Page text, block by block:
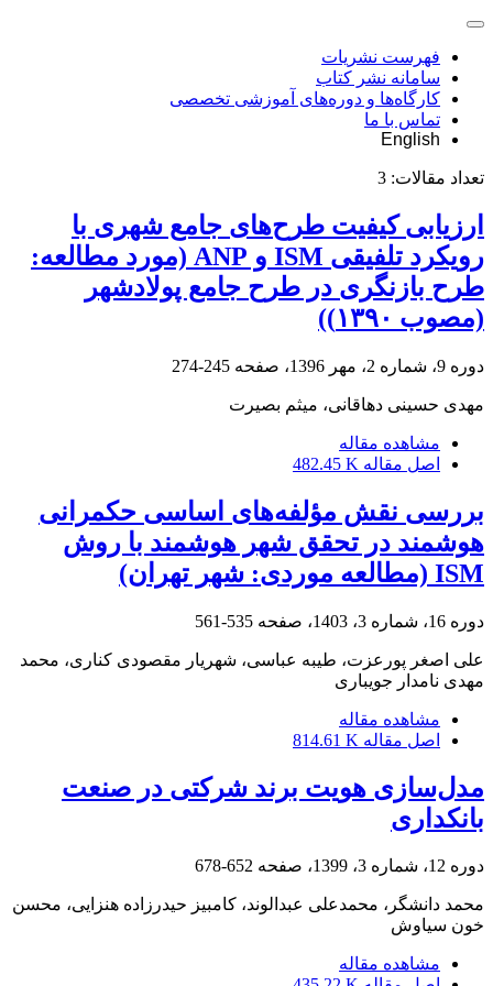
فهرست نشریات
سامانه نشر کتاب
کارگاه‌ها و دوره‌های آموزشی تخصصی
تماس با ما
English
تعداد مقالات: 3
ارزیابی کیفیت طرح‌های جامع شهری با
رویکرد تلفیقی ISM و ANP (مورد مطالعه:
طرح بازنگری در طرح جامع پولادشهر
(مصوب ۱۳۹۰))
دوره 9، شماره 2، مهر 1396، صفحه 245-274
مهدی حسینی دهاقانی، میثم بصیرت
مشاهده مقاله
اصل مقاله 482.45 K
بررسی نقش مؤلفه‌های اساسی حکمرانی
هوشمند در تحقق شهر هوشمند با روش
ISM (مطالعه موردی: شهر تهران)
دوره 16، شماره 3، 1403، صفحه 535-561
علی اصغر پورعزت، طیبه عباسی، شهریار مقصودی کناری، محمد
مهدی نامدار جویباری
مشاهده مقاله
اصل مقاله 814.61 K
مدل‌سازی هویت برند شرکتی در صنعت
بانکداری
دوره 12، شماره 3، 1399، صفحه 652-678
محمد دانشگر، محمدعلی عبدالوند، کامبیز حیدرزاده هنزایی، محسن
خون سیاوش
مشاهده مقاله